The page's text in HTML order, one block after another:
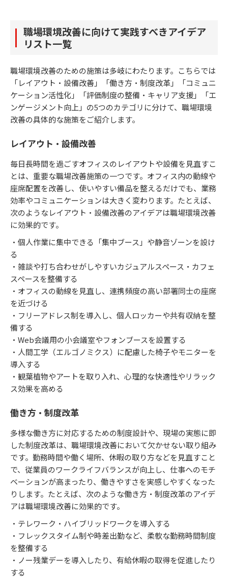
職場環境改善に向けて実践すべきアイデア
リスト一覧
職場環境改善のための施策は多岐にわたります。こちらでは
「レイアウト・設備改善」「働き方・制度改革」「コミュニ
ケーション活性化」「評価制度の整備・キャリア支援」「エ
ンゲージメント向上」の5つのカテゴリに分けて、職場環境
改善の具体的な施策をご紹介します。
レイアウト・設備改善
毎日長時間を過ごすオフィスのレイアウトや設備を見直すこ
とは、重要な職場改善施策の一つです。オフィス内の動線や
座席配置を改善し、使いやすい備品を整えるだけでも、業務
効率やコミュニケーションは大きく変わります。たとえば、
次のようなレイアウト・設備改善のアイデアは職場環境改善
に効果的です。
・個人作業に集中できる「集中ブース」や静音ゾーンを設け
る
・雑談や打ち合わせがしやすいカジュアルスペース・カフェ
スペースを整備する
・オフィスの動線を見直し、連携頻度の高い部署同士の座席
を近づける
・フリーアドレス制を導入し、個人ロッカーや共有収納を整
備する
・Web会議用の小会議室やフォンブースを設置する
・人間工学（エルゴノミクス）に配慮した椅子やモニターを
導入する
・観葉植物やアートを取り入れ、心理的な快適性やリラック
ス効果を高める
働き方・制度改革
多様な働き方に対応するための制度設計や、現場の実態に即
した制度改革は、職場環境改善において欠かせない取り組み
です。勤務時間や働く場所、休暇の取り方などを見直すこと
で、従業員のワークライフバランスが向上し、仕事へのモチ
ベーションが高まったり、働きやすさを実感しやすくなった
りします。たとえば、次のような働き方・制度改革のアイデ
アは職場環境改善に効果的です。
・テレワーク・ハイブリッドワークを導入する
・フレックスタイム制や時差出勤など、柔軟な勤務時間制度
を整備する
・ノー残業デーを導入したり、有給休暇の取得を促進したり
する